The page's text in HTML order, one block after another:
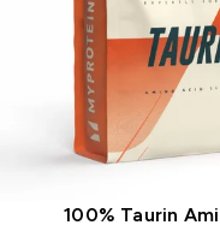
100% Taurin